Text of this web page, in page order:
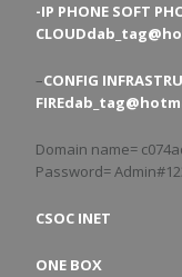
-IP PHONE SOFT
–CONFIG
Domain name=
Password=
CSOC INET
ONE BOX